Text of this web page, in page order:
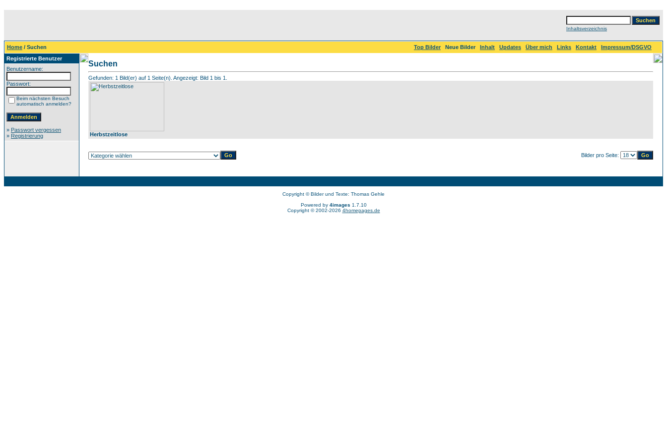
Inhaltsverzeichnis
Home / Suchen Top Bilder Neue Bilder Inhalt Updates Über mich Links Kontakt
Impressum/DSGVO
Registrierte Benutzer
Benutzername:
Passwort:
Beim nächsten Besuch
automatisch anmelden?
» Passwort vergessen
» Registrierung
Suchen
Gefunden: 1 Bild(er) auf 1 Seite(n). Angezeigt: Bild 1 bis 1.
Herbstzeitlose
Bilder pro Seite:
Copyright © Bilder und Texte: Thomas Gehle
Powered by 4images 1.7.10
Copyright © 2002-2026 4homepages.de